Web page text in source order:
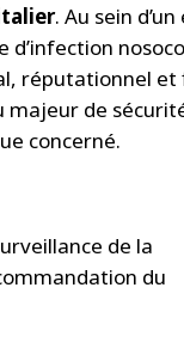
. Au sein
réputationnel et
majeur de
concerné.
de la
du